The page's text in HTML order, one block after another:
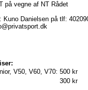
på vegne af NT Rådet
Kuno Danielsen på tlf:
V50, V60, V70: 500 kr
300 kr